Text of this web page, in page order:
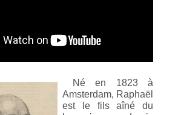
Né en 1823 à
Amsterdam, Raphaël
est le fils aîné du